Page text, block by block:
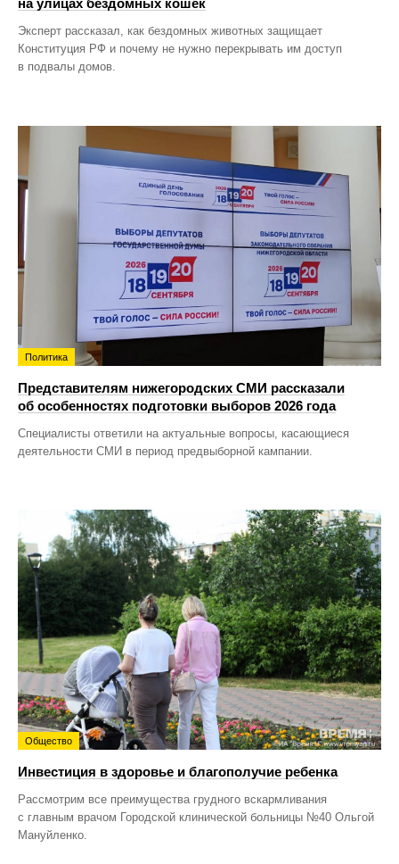
на улицах бездомных кошек
Эксперт рассказал, как бездомных животных защищает
Конституция РФ и почему не нужно перекрывать им доступ
в подвалы домов.
Политика
Представителям нижегородских СМИ рассказали
об особенностях подготовки выборов 2026 года
Специалисты ответили на актуальные вопросы, касающиеся
деятельности СМИ в период предвыборной кампании.
Общество
Инвестиция в здоровье и благополучие ребенка
Рассмотрим все преимущества грудного вскармливания
с главным врачом Городской клинической больницы №40 Ольгой
Мануйленко.